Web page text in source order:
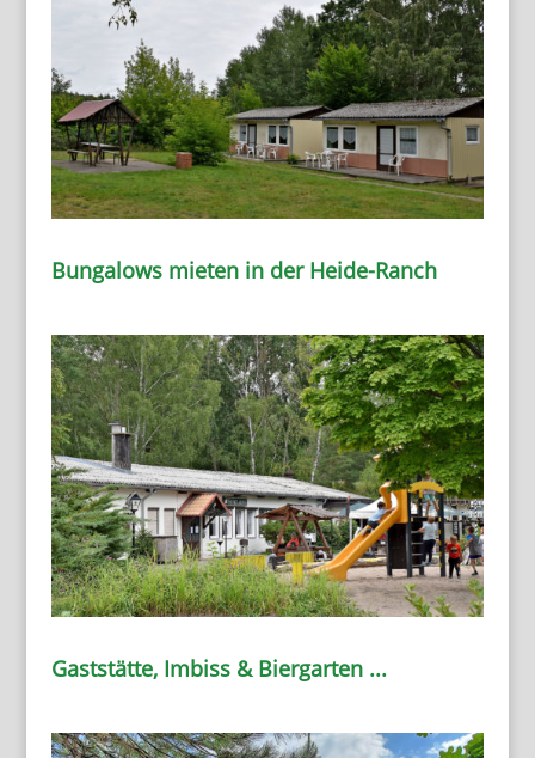
Bungalows mieten in der Heide-Ranch
Gaststätte, Imbiss & Biergarten ...